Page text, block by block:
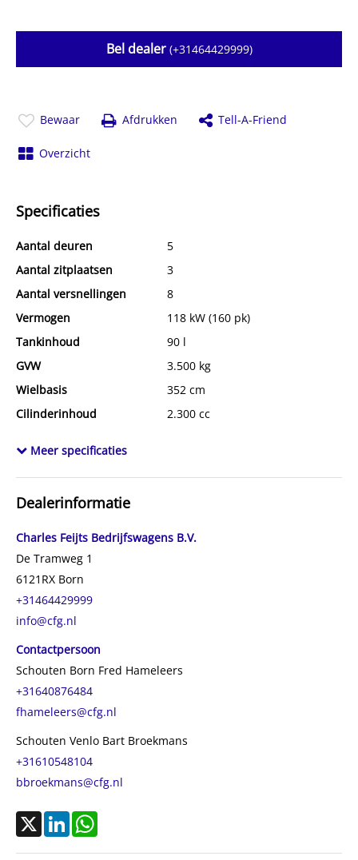
Bel dealer (+31464429999)
Bewaar Afdrukken Tell-A-Friend
Overzicht
Specificaties
Aantal deuren
5
Aantal zitplaatsen
3
Aantal versnellingen
8
Vermogen
118 kW (160 pk)
Tankinhoud
90 l
GVW
3.500 kg
Wielbasis
352 cm
Cilinderinhoud
2.300 cc
Conditie algemeen
Cabinesoort
dag
Emissieklasse
Constructiedatum
BTW verrekenbaar
Meer specificaties
Dealerinformatie
Charles Feijts Bedrijfswagens B.V.
De Tramweg 1
6121RX Born
+31464429999
info@cfg.nl
Contactpersoon
Schouten Born Fred Hameleers
+31640876484
fhameleers@cfg.nl
Schouten Venlo Bart Broekmans
+31610548104
bbroekmans@cfg.nl
LinkedIn